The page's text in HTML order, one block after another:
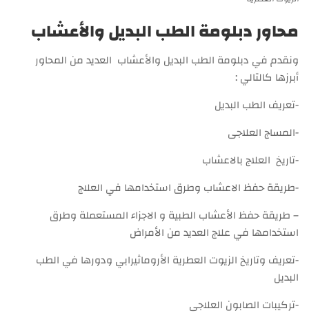
محاور دبلومة الطب البديل والأعشاب
ونقدم في دبلومة الطب البديل والأعشاب العديد من المحاور
أبرزها كالتالي :
-تعريف الطب البديل
-المساج العلاجى
-تاريخ العلاج بالاعشاب
-طريقة حفظ الاعشاب وطرق استخدامها في العلاج
– طريقة حفظ الأعشاب الطبية و الاجزاء المستعملة وطرق
استخدامها في علاج العديد من الأمراض
-تعريف وتاريخ الزيوت العطرية الأروماثيرابي ودورها في الطب
البديل
-تركيبات الصابون العلاجى